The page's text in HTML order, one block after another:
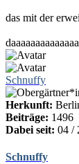
das mit der
Schnuffy
Herkunft:
Beiträge: 1496
Dabei seit: 04 /
Schnuffy